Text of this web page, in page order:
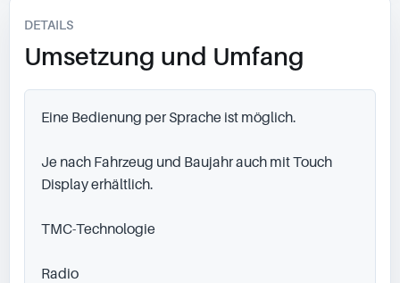
DETAILS
Umsetzung und Umfang
Eine Bedienung per Sprache ist möglich.
Je nach Fahrzeug und Baujahr auch mit Touch
Display erhältlich.
TMC-Technologie
Radio